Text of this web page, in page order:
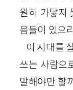
원히 가닿지
음들이 있으
이 시대를
쓰는 사람으
말해야만 할